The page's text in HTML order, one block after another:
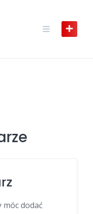
móc dodać